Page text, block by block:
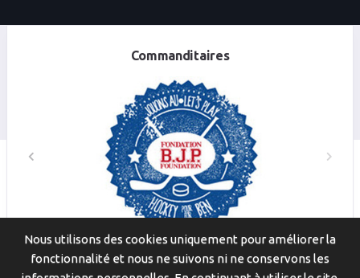
Commanditaires
Scoresheets.ca . Tous droits réservés.
Nous utilisons des cookies uniquement pour améliorer la
fonctionnalité et nous ne suivons ni ne conservons les